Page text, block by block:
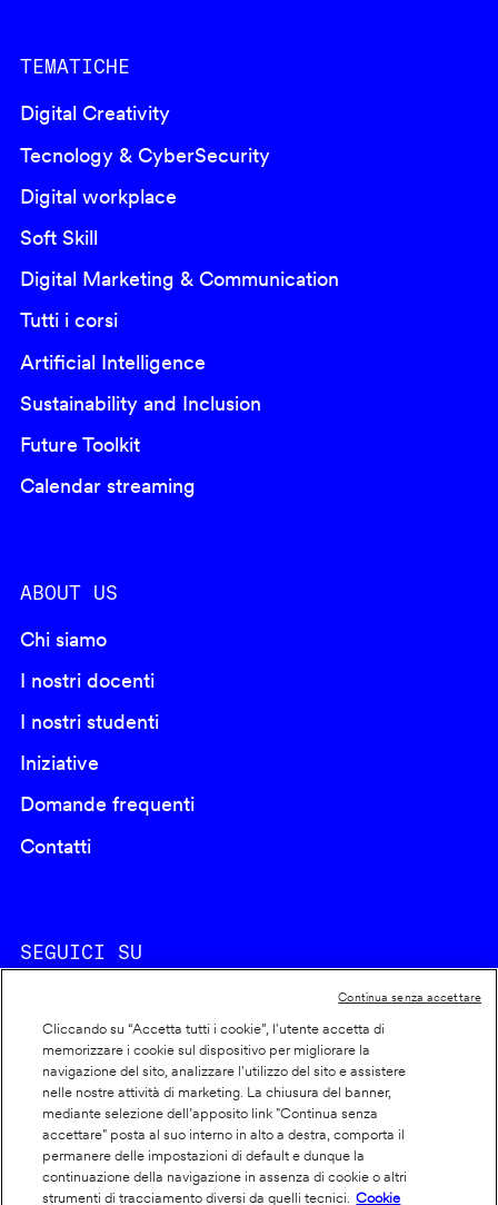
TEMATICHE
Digital Creativity
Tecnology & CyberSecurity
Digital workplace
Soft Skill
Digital Marketing & Communication
Tutti i corsi
Artificial Intelligence
Sustainability and Inclusion
Future Toolkit
Calendar streaming
ABOUT US
Chi siamo
I nostri docenti
I nostri studenti
Iniziative
Domande frequenti
Contatti
SEGUICI SU
Footer
info
Cookie policy
Dichiarazione di accessibilità
Privacy
Cliccando su “Accetta tutti i cookie”, l'utente accetta di
memorizzare i cookie sul dispositivo per migliorare la
navigazione del sito, analizzare l'utilizzo del sito e assistere
nelle nostre attività di marketing. La chiusura del banner,
mediante selezione dell’apposito link "Continua senza
accettare" posta al suo interno in alto a destra, comporta il
permanere delle impostazioni di default e dunque la
continuazione della navigazione in assenza di cookie o altri
strumenti di tracciamento diversi da quelli tecnici.
Cookie
Continua senza accettare